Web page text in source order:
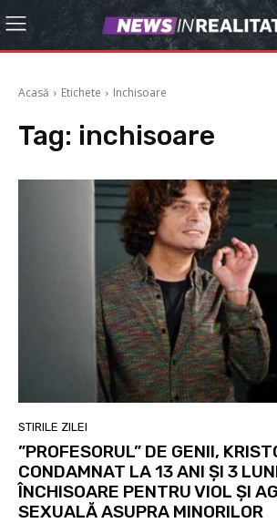
Acasă Etichete Inchisoare
Tag: inchisoare
STIRILE ZILEI
”PROFESORUL” DE GENII,
CONDAMNAT LA 13 ANI ȘI 3
ÎNCHISOARE PENTRU VIOL ȘI
SEXUALĂ ASUPRA MINORILOR